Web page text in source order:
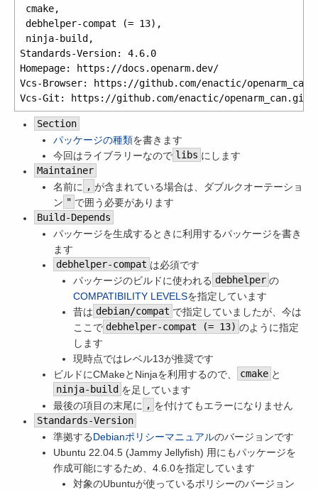
cmake,
debhelper-compat (= 13),
ninja-build,
Standards-Version: 4.6.0
Homepage: https://docs.openarm.dev/
Vcs-Browser: https://github.com/enactic/openarm_can
Section
パッケージの種類を書きます
今回はライブラリーなので libs にします
Maintainer
名前に , が含まれている場合は、ダブルクオーテーショ
ン " で囲う必要があります
Build-Depends
パッケージを生成するときに利用するパッケージを書き
ます
debhelper-compat は必須です
パッケージのビルドに使われる debhelper の
COMPATIBILITY LEVELSを指定しています
昔は debian/compat で指定していましたが、今は
ここで debhelper-compat (= 13) のように指定
します
現時点ではレベル13が推奨です
ビルドにCMakeとNinjaを利用するので、
cmake と
ninja-build を足しています
最後の項目の末尾に , を付けてもエラーになりません
Standards-Version
準拠するDebianポリシーマニュアルのバージョンです
Ubuntu 22.04.5 (Jammy Jellyfish) 用にもパッケージを
作成可能にするため、4.6.0を指定しています
対象のUbuntuが使っているポリシーのバージョン